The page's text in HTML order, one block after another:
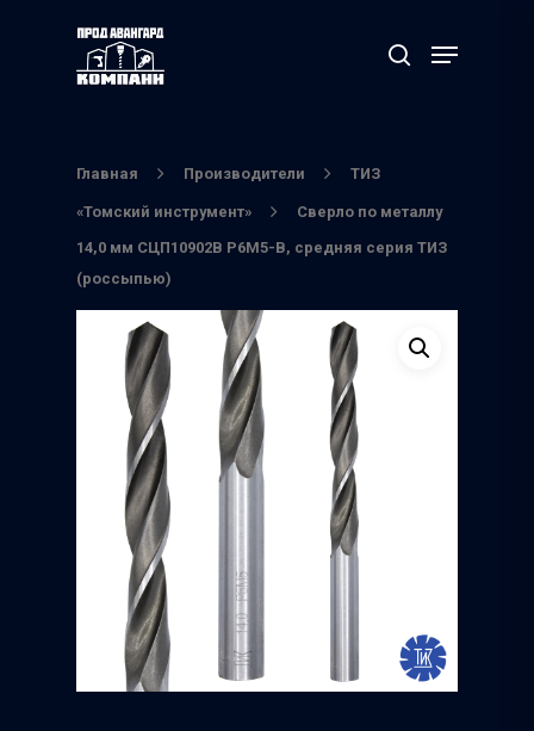
Главная Производители ТИЗ
«Томский инструмент»
Сверло по металлу
14,0 мм СЦП10902В Р6М5-В, средняя серия ТИЗ
(россыпью)